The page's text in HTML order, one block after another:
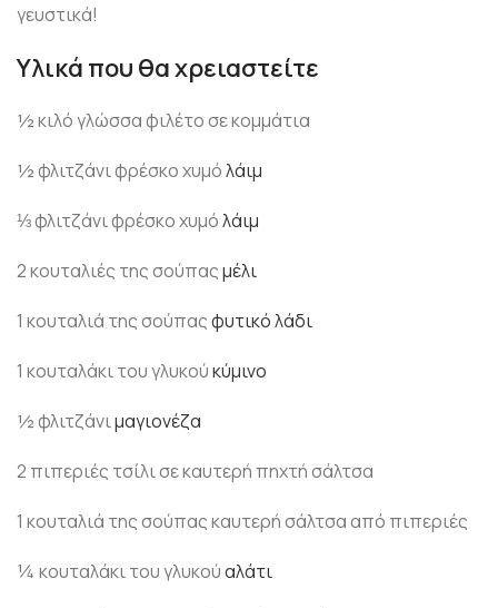
γευστικά!
Υλικά που θα χρειαστείτε
½ κιλό γλώσσα φιλέτο σε κομμάτια
½ φλιτζάνι φρέσκο χυμόλάιμ
⅓ φλιτζάνι φρέσκο χυμόλάιμ
2 κουταλιές της σούπαςμέλι
1 κουταλιά της σούπαςφυτικό λάδι
1 κουταλάκι του γλυκούκύμινο
½ φλιτζάνιμαγιονέζα
2 πιπεριές τσίλι σε καυτερή πηχτή σάλτσα
1 κουταλιά της σούπας καυτερή σάλτσα από πιπεριές
¼ κουταλάκι του γλυκούαλάτι